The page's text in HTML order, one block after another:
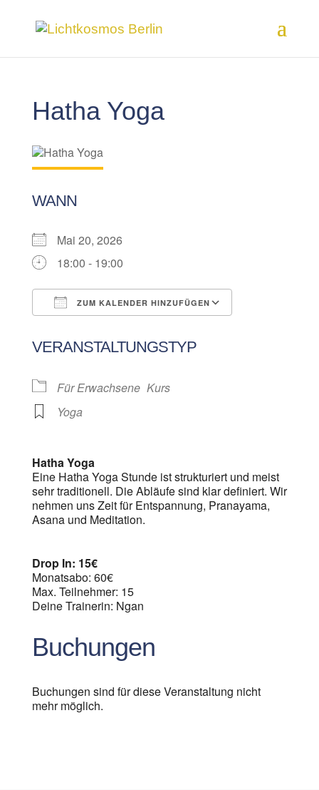
Hatha Yoga
WANN
Mai 20, 2026
18:00 - 19:00
ZUM KALENDER HINZUFÜGEN
VERANSTALTUNGSTYP
Für Erwachsene Kurs
Yoga
Hatha Yoga
Eine Hatha Yoga Stunde ist strukturiert und meist
sehr traditionell. Die Abläufe sind klar definiert. Wir
nehmen uns Zeit für Entspannung, Pranayama,
Asana und Meditation.
Drop In: 15€
Monatsabo: 60€
Max. Teilnehmer: 15
Deine Trainerin: Ngan
Buchungen
Buchungen sind für diese Veranstaltung nicht
mehr möglich.